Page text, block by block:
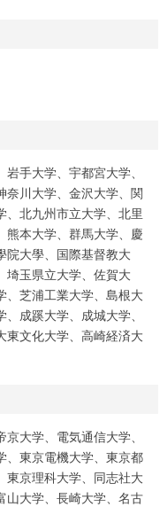
手大学、宇都宮大学、
奈川大学、金沢大学、関
、北九州市立大学、北里
熊本大学、群馬大学、慶
院大學、国際基督教大
埼玉県立大学、佐賀大
、芝浦工業大学、島根大
成蹊大学、成城大学、
東文化大学、高崎経済大
大学、電気通信大学、
、東京電機大学、東京都
東京理科大学、同志社大
山大学、長崎大学、名古